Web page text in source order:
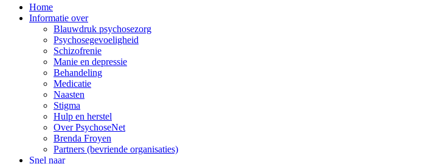
Main
Navigation
Home
Informatie over
Blauwdruk psychosezorg
Psychosegevoeligheid
Schizofrenie
Manie en depressie
Behandeling
Medicatie
Naasten
Stigma
Hulp en herstel
Over PsychoseNet
Brenda Froyen
Partners (bevriende organisaties)
Snel naar